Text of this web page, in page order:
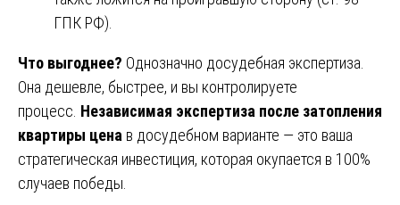
ГПК РФ).
Что выгоднее? Однозначно досудебная экспертиза.
Она дешевле, быстрее, и вы контролируете
процесс. Независимая экспертиза после затопления
квартиры цена в досудебном варианте — это ваша
стратегическая инвестиция, которая окупается в 100%
случаев победы.